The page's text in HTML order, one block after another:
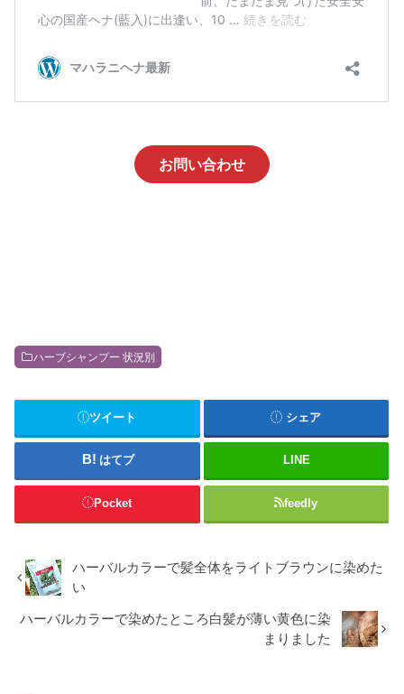
お問い合わせ
ハーブシャンプー 状況別
ツイート シェア
はてブ LINE
Pocket feedly
ハーバルカラーで髪全体をライトブラウンに染めた
い
ハーバルカラーで染めたところ白髪が薄い黄色に染
まりました